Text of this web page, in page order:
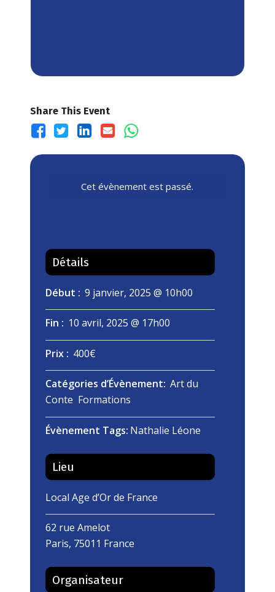
Share This Event
Cet évènement est passé.
Détails
Début : 9 janvier, 2025 @ 10h00
Fin : 10 avril, 2025 @ 17h00
Prix : 400€
Catégories d’Évènement: Art du
Conte, Formations
Évènement Tags: Nathalie Léone
Lieu
Local Age d’Or de France
62 rue Amelot
Paris, 75011 France
Organisateur